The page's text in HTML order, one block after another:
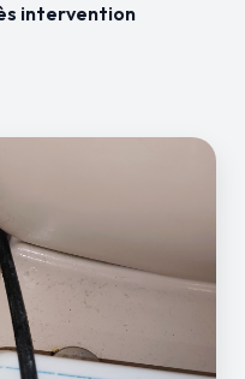
intervention